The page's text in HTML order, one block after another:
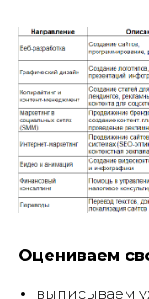
Оцениваем
выписываем